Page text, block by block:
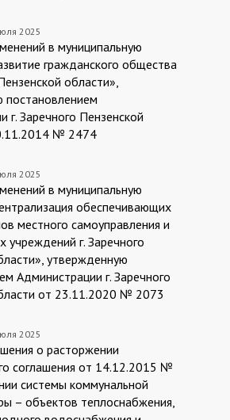
2025
в муниципальную
гражданского общества
области»,
постановлением
г. Заречного Пензенской
№ 2474
2025
в муниципальную
обеспечивающих
местного самоуправления и
учреждений г. Заречного
утвержденную
Администрации г. Заречного
от 23.11.2020 № 2073
2025
о расторжении
соглашения от 14.12.2015 №
системы коммунальной
– объектов теплоснабжения,